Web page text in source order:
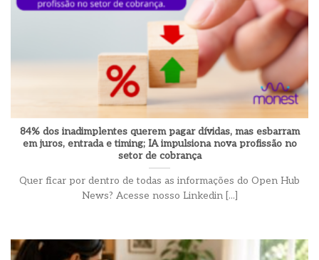
84% dos inadimplentes querem pagar dívidas, mas esbarram
em juros, entrada e timing; IA impulsiona nova profissão no
setor de cobrança
Quer ficar por dentro de todas as informações do Open Hub
News? Acesse nosso Linkedin [...]